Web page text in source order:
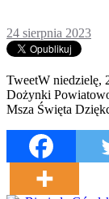
24 sierpnia 2023
TweetW niedzielę,
Dożynki
Msza Święta